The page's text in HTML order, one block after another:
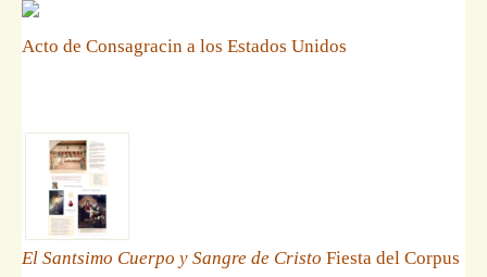
Acto de Consagracin a los Estados Unidos
El Santsimo Cuerpo y Sangre de Cristo Fiesta del Corpus